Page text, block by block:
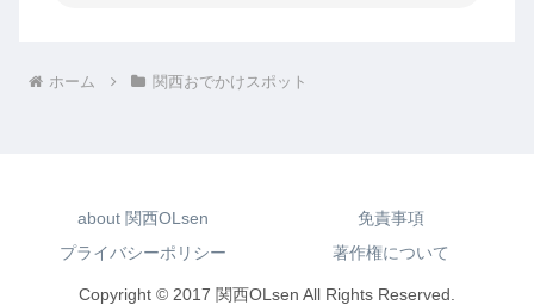
ホーム 関西おでかけスポット
about 関西OLsen
免責事項
プライバシーポリシー
著作権について
Copyright © 2017 関西OLsen All Rights Reserved.